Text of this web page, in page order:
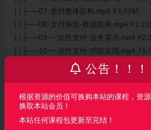
| | ├──07-支付整体架构.mp4 93.59M
| | ├──08-支付系统-数据库表.mp4
| | ├──09-一次性支付-业务需求.mp4
| | ├──10-一次性支付-功能实现.mp4
| | ├──11-一次性支付-功能小结.mp4
| | ├──13-手机支付服务-适配处理.mp4
| | ├──14-手机支付服务-接口封装.mp4
公告！！！
根据资源的价值可换购本站的课程，资源
换取本站会员！
本站任何课程包更新至完结！